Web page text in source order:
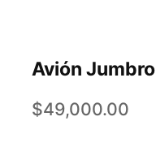
Avión Jumbro
$49,000.00